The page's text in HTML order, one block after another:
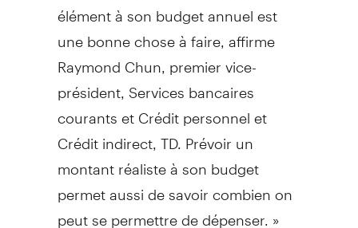
élément à son budget annuel est
une bonne chose à faire, affirme
Raymond Chun, premier vice-
président, Services bancaires
courants et Crédit personnel et
Crédit indirect, TD. Prévoir un
montant réaliste à son budget
permet aussi de savoir combien on
peut se permettre de dépenser. »